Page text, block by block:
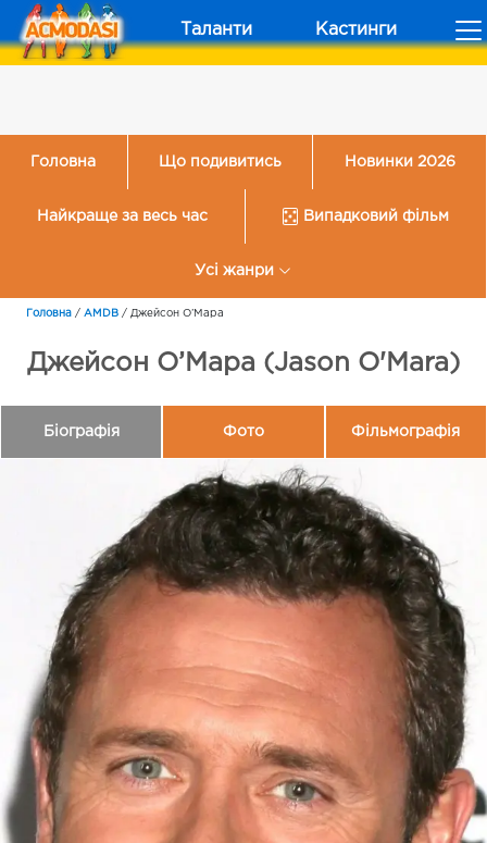
Таланти Кастинги
Головна Що подивитись Новинки 2026
Найкраще за весь час Випадковий фільм
Усі жанри
Головна / AMDB / Джейсон О’Мара
Джейсон О’Мара (Jason O'Mara)
Біографія Фото Фільмографія